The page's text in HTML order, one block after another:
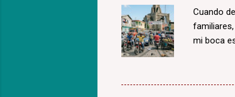
Cuando
mi boca